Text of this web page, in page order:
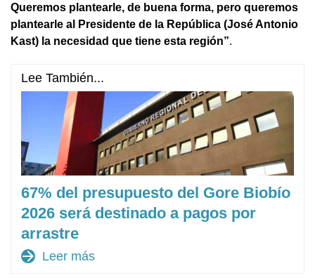
Queremos plantearle, de buena forma, pero queremos
plantearle al Presidente de la República (José Antonio
Kast) la necesidad que tiene esta región”.
Lee También...
67% del presupuesto del Gore Biobío
2026 será destinado a pagos por
arrastre
arrow_forward Leer más